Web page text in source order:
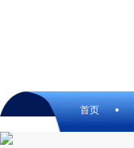
首页